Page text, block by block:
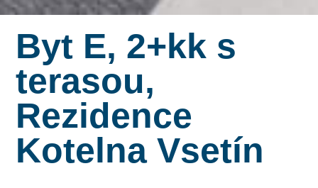
Byt E, 2+kk s
terasou,
Rezidence
Kotelna Vsetín